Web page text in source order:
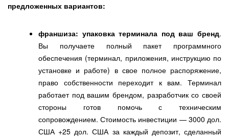
предложенных вариантов:
франшиза: упаковка терминала под ваш бренд.
Вы получаете полный пакет программного
обеспечения (терминал, приложения, инструкцию по
установке и работе) в свое полное распоряжение,
право собственности переходит к вам. Терминал
работает под вашим брендом, разработчик со своей
стороны готов помочь с техническим
сопровождением. Стоимость инвестиции — 3000 дол.
США +25 дол. США за каждый депозит, сделанный